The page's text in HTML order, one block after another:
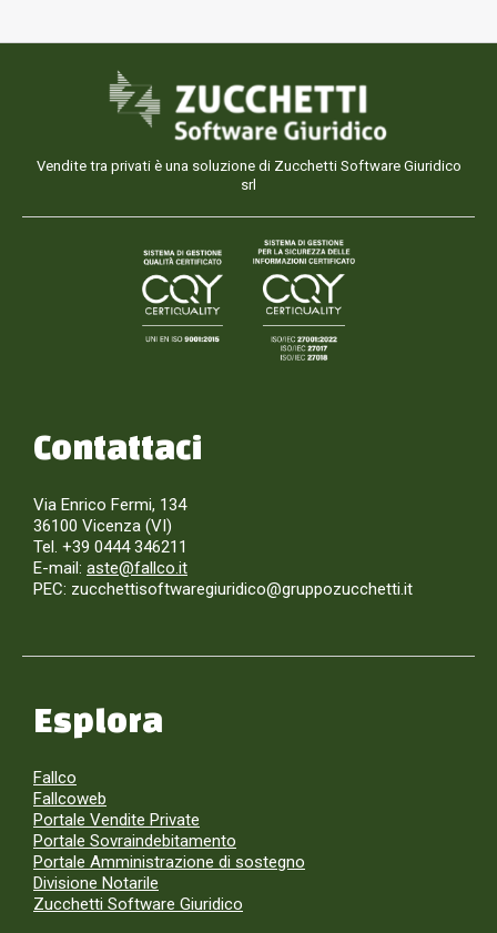
Vendite tra privati è una soluzione di Zucchetti Software Giuridico
srl
Contattaci
Via Enrico Fermi, 134
36100 Vicenza (VI)
Tel. +39 0444 346211
E-mail: aste@fallco.it
PEC: zucchettisoftwaregiuridico@gruppozucchetti.it
Esplora
Fallco
Fallcoweb
Portale Vendite Private
Portale Sovraindebitamento
Portale Amministrazione di sostegno
Divisione Notarile
Zucchetti Software Giuridico